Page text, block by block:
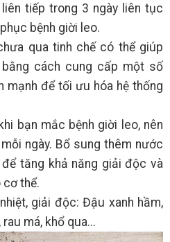
tiếp trong 3 ngày liên tục
bệnh giời leo.
qua tinh chế có thể giúp
cách cung cấp một số
mạnh để tối ưu hóa hệ thống
bạn mắc bệnh giời leo, nên
ngày. Bổ sung thêm nước
tăng khả năng giải độc và
cơ thể.
giải độc: Đậu xanh hầm,
má, khổ qua...